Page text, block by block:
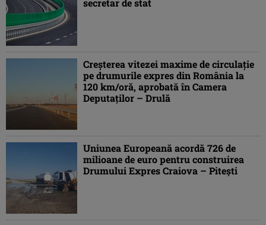
secretar de stat
Creșterea vitezei maxime de circulație
pe drumurile expres din România la
120 km/oră, aprobată în Camera
Deputaților – Drulă
Uniunea Europeană acordă 726 de
milioane de euro pentru construirea
Drumului Expres Craiova – Pitești